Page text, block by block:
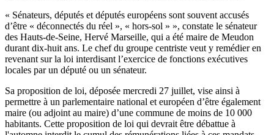
« Sénateurs, députés et députés européens sont souvent accusés
d’être « déconnectés du réel », « hors-sol » », constate le sénateur
des Hauts-de-Seine, Hervé Marseille, qui a été maire de Meudon
durant dix-huit ans. Le chef du groupe centriste veut y remédier en
revenant sur la loi interdisant l’exercice de fonctions exécutives
locales par un député ou un sénateur.
Sa proposition de loi, déposée mercredi 27 juillet, vise ainsi à
permettre à un parlementaire national et européen d’être également
maire (ou adjoint au maire) d’une commune de moins de 10 000
habitants. Cette proposition de loi qui devrait être débattue à